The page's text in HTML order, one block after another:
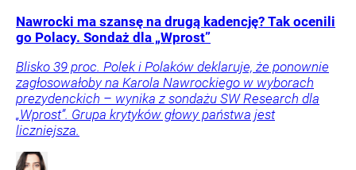
Nawrocki ma szansę na drugą kadencję? Tak ocenili
go Polacy. Sondaż dla „Wprost”
Blisko 39 proc. Polek i Polaków deklaruje, że ponownie
zagłosowałoby na Karola Nawrockiego w wyborach
prezydenckich – wynika z sondażu SW Research dla
„Wprost”. Grupa krytyków głowy państwa jest
liczniejsza.